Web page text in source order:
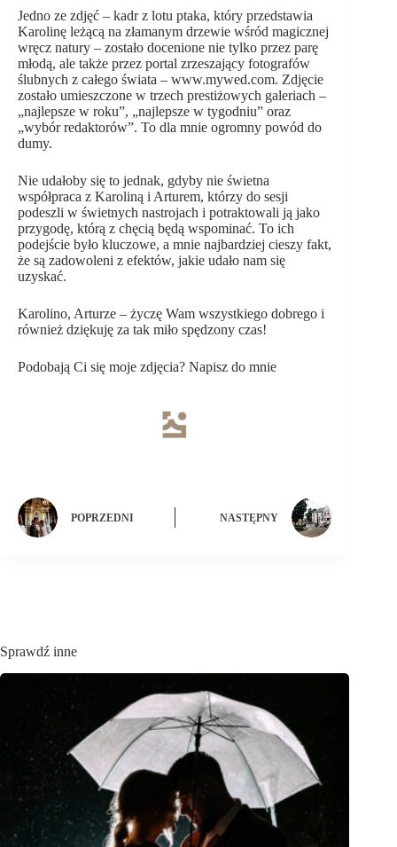
Jedno ze zdjęć – kadr z lotu ptaka, który przedstawia
Karolinę leżącą na złamanym drzewie wśród magicznej
wręcz natury – zostało docenione nie tylko przez parę
młodą, ale także przez portal zrzeszający fotografów
ślubnych z całego świata – www.mywed.com. Zdjęcie
zostało umieszczone w trzech prestiżowych galeriach –
„najlepsze w roku”, „najlepsze w tygodniu” oraz
„wybór redaktorów”. To dla mnie ogromny powód do
dumy.
Nie udałoby się to jednak, gdyby nie świetna
współpraca z Karoliną i Arturem, którzy do sesji
podeszli w świetnych nastrojach i potraktowali ją jako
przygodę, którą z chęcią będą wspominać. To ich
podejście było kluczowe, a mnie najbardziej cieszy fakt,
że są zadowoleni z efektów, jakie udało nam się
uzyskać.
Karolino, Arturze – życzę Wam wszystkiego dobrego i
również dziękuję za tak miło spędzony czas!
Podobają Ci się moje zdjęcia? Napisz do mnie
POPRZEDNI NASTĘPNY
Sprawdź inne